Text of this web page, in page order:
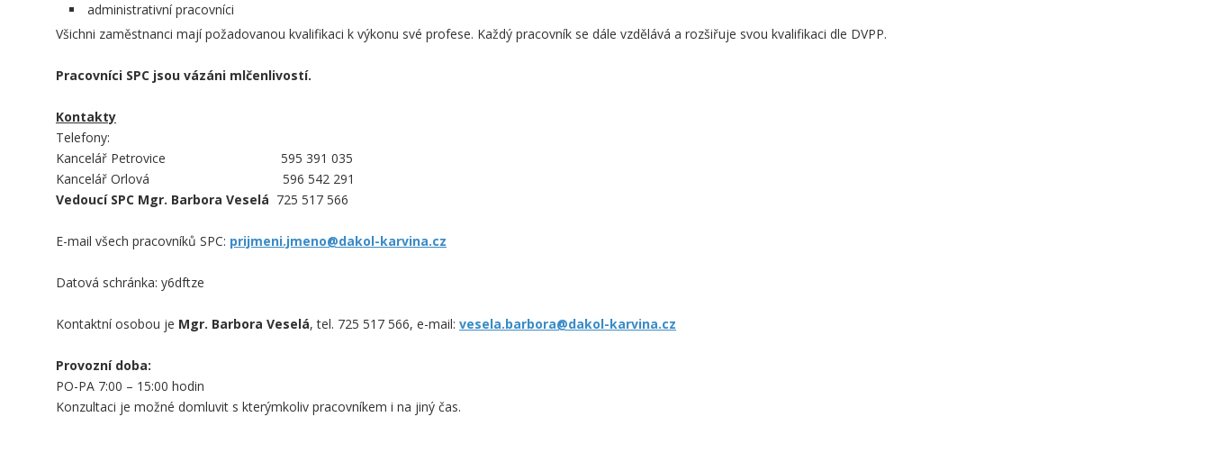
administrativní pracovníci
Všichni zaměstnanci mají požadovanou kvalifikaci k výkonu své profese. Každý pracovník se dále vzdělává a rozšiřuje svou kvalifikaci dle DVPP.
Pracovníci SPC jsou vázáni mlčenlivostí.
Kontakty
Telefony:
Kancelář Petrovice 595 391 035
Kancelář Orlová 596 542 291
Vedoucí SPC Mgr. Barbora Veselá 725 517 566
E-mail všech pracovníků SPC: prijmeni.jmeno@dakol-karvina.cz
Datová schránka: y6dftze
Kontaktní osobou je Mgr. Barbora Veselá, tel. 725 517 566, e-mail: vesela.barbora@dakol-karvina.cz
Provozní doba:
PO-PA 7:00 – 15:00 hodin
Konzultaci je možné domluvit s kterýmkoliv pracovníkem i na jiný čas.